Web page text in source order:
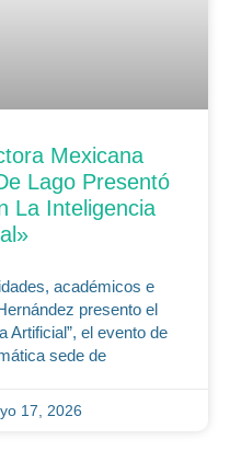
Mexicana
Lago Presentó
La Inteligencia
académicos e
presento el
Artificial”, el evento de
sede de
17, 2026